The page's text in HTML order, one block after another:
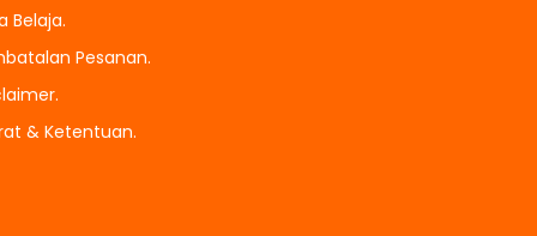
Belaja.
Pesanan.
& Ketentuan.